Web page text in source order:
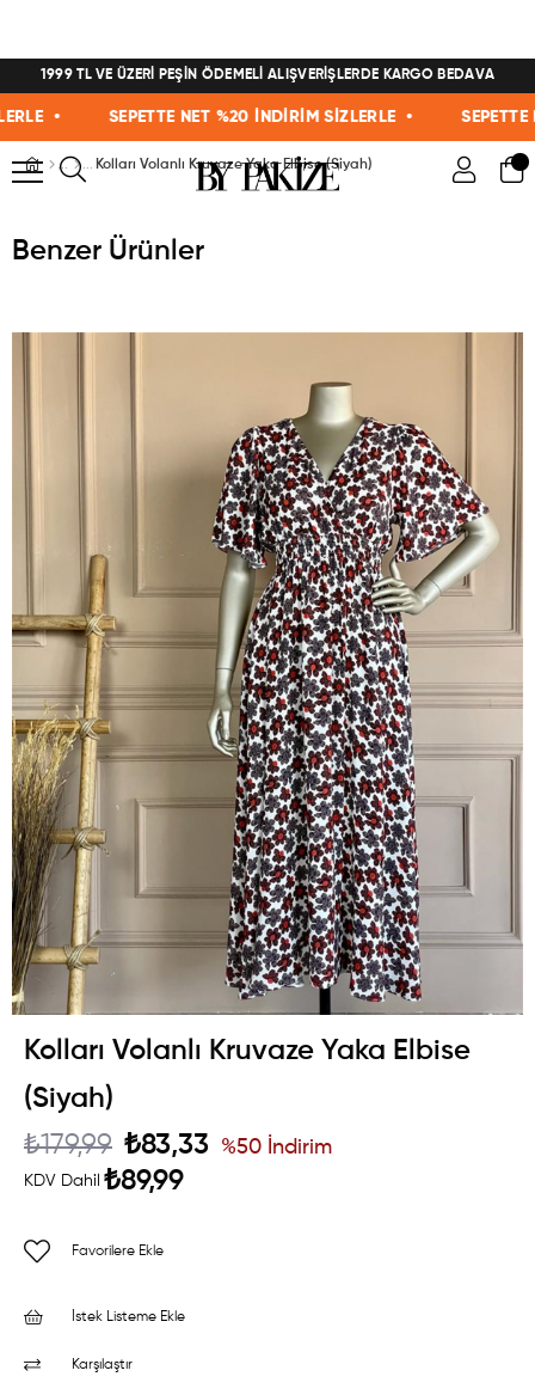
1999 TL VE ÜZERİ PEŞİN ÖDEMELİ ALIŞVERİŞLERDE KARGO BEDAVA
• SEPETTE NET %20 İNDİRİM SİZLERLE • SEPETTE
Kolları Volanlı Kruvaze Yaka Elbise (Siyah)
Benzer Ürünler
Kolları Volanlı Kruvaze Yaka Elbise
(Siyah)
₺179,99 ₺83,33
KDV Dahil ₺89,99
%50 İndirim
Favorilere Ekle
İstek Listeme Ekle
Karşılaştır